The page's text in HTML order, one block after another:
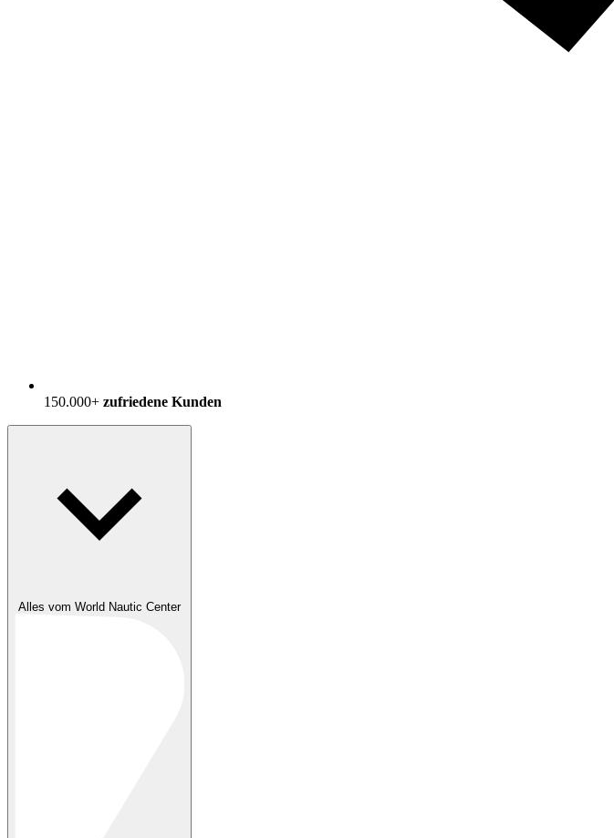
150.000+ zufriedene Kunden
Alles vom World Nautic Center